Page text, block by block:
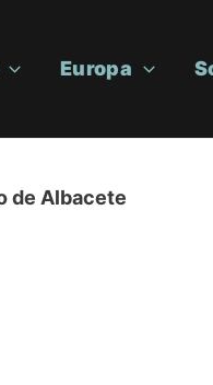
Europa
de Albacete